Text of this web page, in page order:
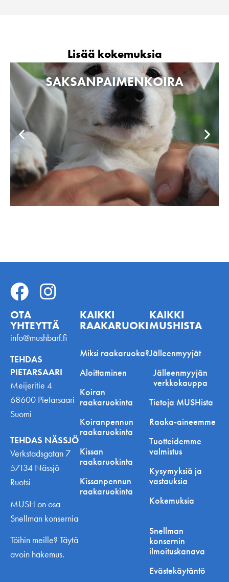
Lisää kokemuksia
SAKSANPAIMENKOIRA
OTA
YHTEYTTÄ
info@mushbarf.fi
TEHDAS
PIETARSAARI
Meijeritie 4
68600 Pietarsaari
Suomi
TEHDAS NÄSSJÖ
Verkstadsgatan 7
57134 Nässjö
Ruotsi
MUSH on osa
Snellman konsernia
Töihin meille? Täytä
avoin hakemus.
KAIKKI
RAAKARUOKINNASTA
Miksi raakaruoka?
Aloittaminen
Koiran
raakaruokinta
Koiranpennun
raakaruokinta
Kissan
raakaruokinta
Kissanpennun
raakaruokinta
KAIKKI
MUSHISTA
Jälleenmyyjät
Jälleenmyyjän
verkkokauppa
Tietoja MUSHista
Raaka-aineemme
Tuotteidemme
valmistus
Kysymyksiä ja
vastauksia
Kokemuksia
Snellman
konsernin
ilmoituskanava
Evästekäytäntö